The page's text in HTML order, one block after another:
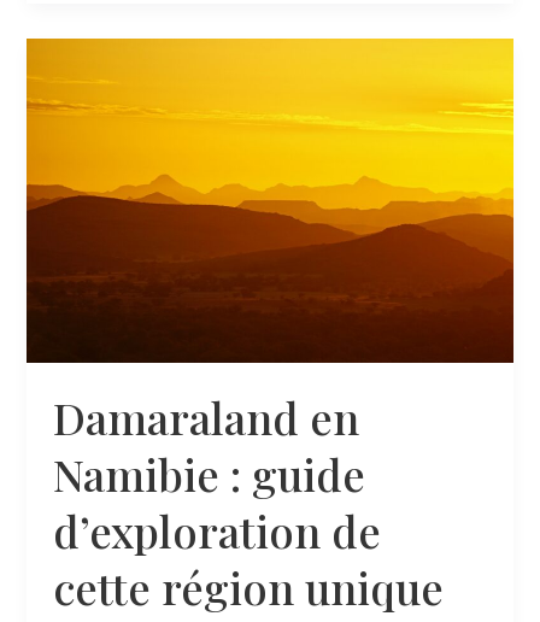
de
emblématiques
à
Damaraland en
Namibie : guide
d’exploration de
cette région unique